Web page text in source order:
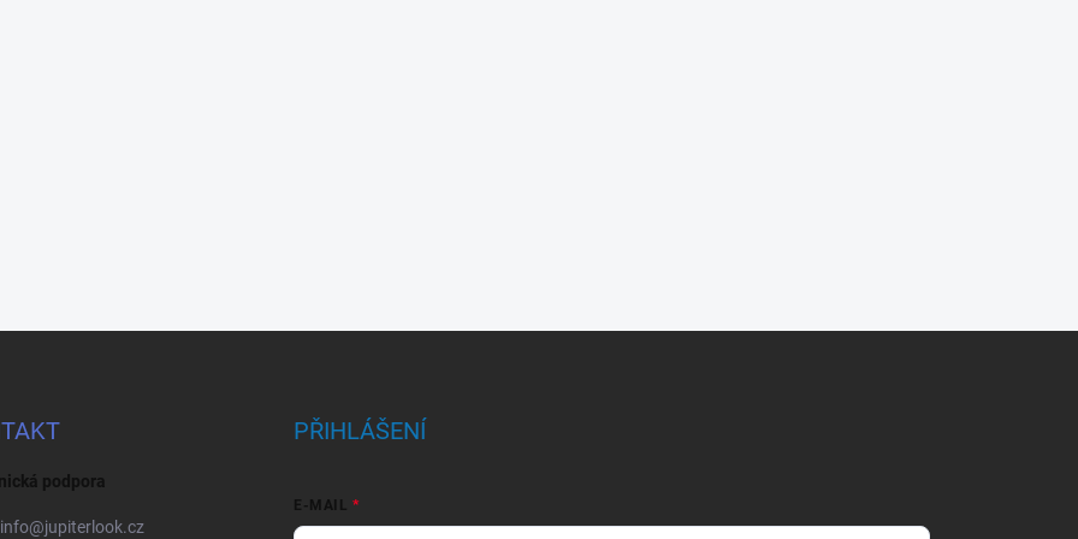
podpora
info@jupiterlook.cz
PŘIHLÁŠENÍ
E-MAIL